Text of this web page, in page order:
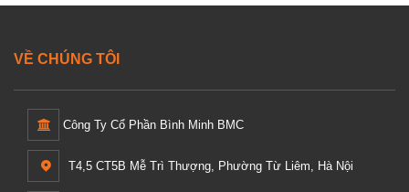
VỀ CHÚNG TÔI
Công Ty Cổ Phần Bình Minh BMC
T4,5 CT5B Mễ Trì Thượng, Phường Từ Liêm, Hà Nội